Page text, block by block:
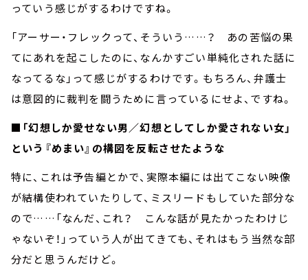
っていう感じがするわけですね。
「アーサー・フレックって、そういう……？ あの苦悩の果
てにあれを起こしたのに、なんかすごい単純化された話に
なってるな」って感じがするわけです。もちろん、弁護士
は意図的に裁判を闘うために言っているにせよ、ですね。
■「幻想しか愛せない男／幻想としてしか愛されない女」
という『めまい』の構図を反転させたような
特に、これは予告編とかで、実際本編には出てこない映像
が結構使われていたりして、ミスリードもしていた部分な
ので……「なんだ、これ？ こんな話が見たかったわけじ
ゃないぞ！」っていう人が出てきても、それはもう当然な部
分だと思うんだけど。